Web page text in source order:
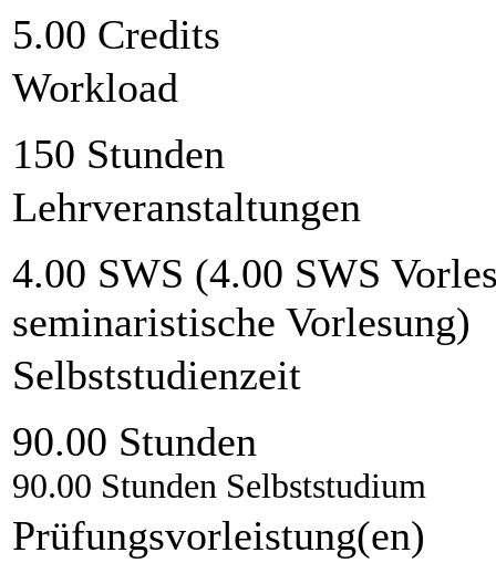
5.00 Credits
Workload
150 Stunden
Lehrveranstaltungen
4.00 SWS (4.00 SWS
seminaristische Vorlesung)
Selbststudienzeit
90.00 Stunden
90.00 Stunden Selbststudium
Prüfungsvorleistung(en)